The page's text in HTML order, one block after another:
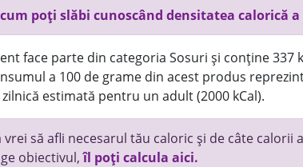
poți slăbi cunoscând densitatea calorică
face parte din categoria Sosuri și conține 337
a 100 de grame din acest produs
estimată pentru un adult (2000 kCal).
vrei să afli necesarul tău caloric și de câte calorii
obiectivul,îl poți calcula aici.